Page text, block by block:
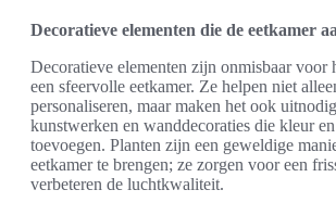
Decoratieve elementen die de eetkamer
Decoratieve elementen zijn onmisbaar voor
een sfeervolle eetkamer. Ze helpen niet
personaliseren, maar maken het ook
kunstwerken en wanddecoraties die kleur
toevoegen. Planten zijn een geweldige
eetkamer te brengen; ze zorgen voor een
verbeteren de luchtkwaliteit.